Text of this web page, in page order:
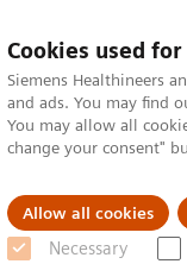
Cookies used
Siemens Healthineers
and ads. You may find
You may allow all
change your consent"
Allow all cookies
Necessary